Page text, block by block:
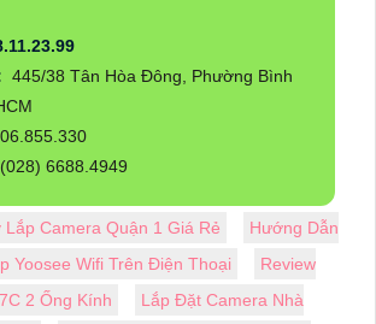
445/38 Tân Hòa Đông, Phường Bình
(028) 6688.4949
Lắp Camera Quận 1 Giá Rẻ
Hướng Dẫn
Yoosee Wifi Trên Điện Thoại
Review
2 Ống Kính
Lắp Đặt Camera Nhà